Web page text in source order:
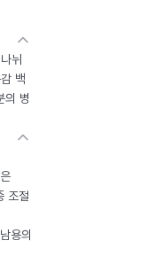
뉘
백
의 병
조절
용의